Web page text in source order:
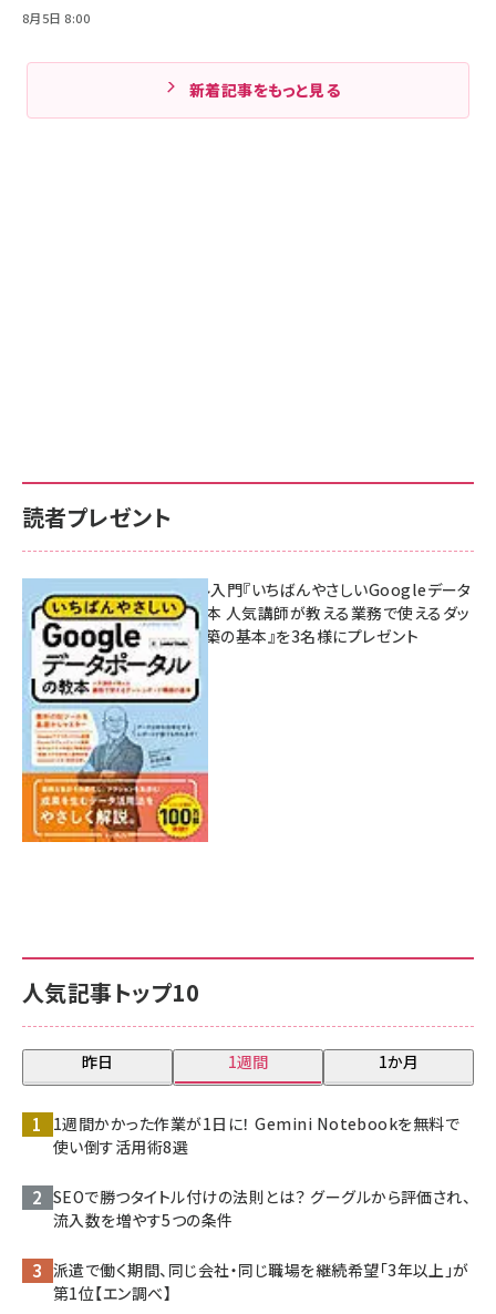
8月5日 8:00
新着記事をもっと見る
人気記事トップ10
昨日 1週間 1か月
1週間かかった作業が1日に！ Gemini Notebookを無料で
使い倒す活用術8選
SEOで勝つタイトル付けの法則とは？ グーグルから評価され、
流入数を増やす5つの条件
派遣で働く期間、同じ会社・同じ職場を継続希望「3年以上」が
第1位【エン調べ】
読者プレゼント
無料BIツール入門『いちばんやさしいGoogleデータ
ポータルの教本 人気講師が教える業務で使えるダッ
シュボード構築の基本』を3名様にプレゼント
7月31日 10:00